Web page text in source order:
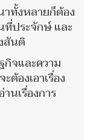
ทั้งหลายก็ต้อง
ประจักษ์ และ
สันติ
กิจและความ
องเอาเรื่อง
นเรื่องการ